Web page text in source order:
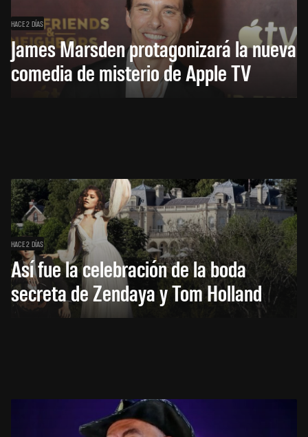
HACE 2 DÍAS
James Marsden protagonizará la nueva
comedia de misterio de Apple TV
HACE 2 DÍAS
Así fue la celebración de la boda
secreta de Zendaya y Tom Holland